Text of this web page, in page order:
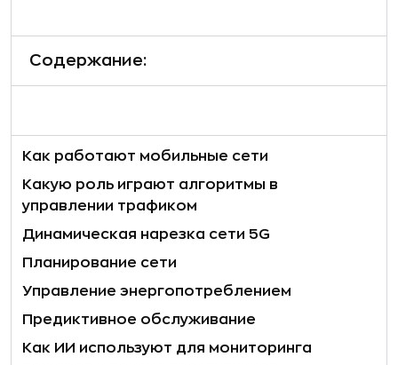
Содержание:
Как работают мобильные сети
Какую роль играют алгоритмы в
управлении трафиком
Динамическая нарезка сети 5G
Планирование сети
Управление энергопотреблением
Предиктивное обслуживание
Как ИИ используют для мониторинга